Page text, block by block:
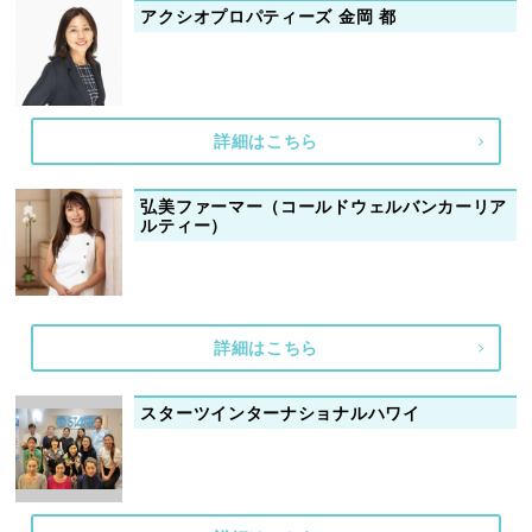
アクシオプロパティーズ 金岡 都
詳細はこちら
弘美ファーマー（コールドウェルバンカーリア
ルティー）
詳細はこちら
スターツインターナショナルハワイ